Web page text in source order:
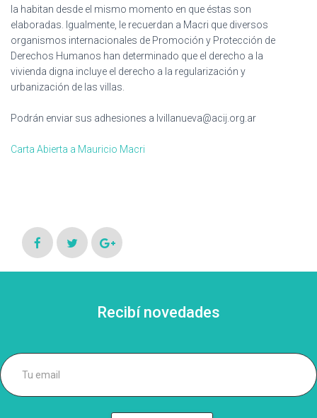
la habitan desde el mismo momento en que éstas son
elaboradas. Igualmente, le recuerdan a Macri que diversos
organismos internacionales de Promoción y Protección de
Derechos Humanos han determinado que el derecho a la
vivienda digna incluye el derecho a la regularización y
urbanización de las villas.
Podrán enviar sus adhesiones a lvillanueva@acij.org.ar
Carta Abierta a Mauricio Macri
Recibí novedades